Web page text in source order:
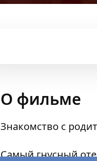
О фильме
Знакомство с
Самый гнусный